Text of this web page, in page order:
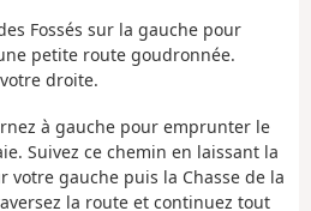
Fossés sur la gauche pour
petite route goudronnée.
droite.
à gauche pour emprunter le
Suivez ce chemin en laissant la
votre gauche puis la Chasse de la
la route et continuez tout